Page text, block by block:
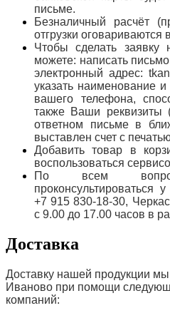
письме.
Безналичный расчёт
отгрузки оговариваются
Чтобы сделать
можете: написать
электронный адрес:
указать наименование
вашего телефона,
также Ваши реквизиты
ответном письме в
выставлен счет с
Добавить товар в
воспользоваться
По всем
+7 915 830-18-30,
с 9.00 до 17.00 часов в
Доставка
Доставку нашей продукции
Иваново при помощи
компаний: